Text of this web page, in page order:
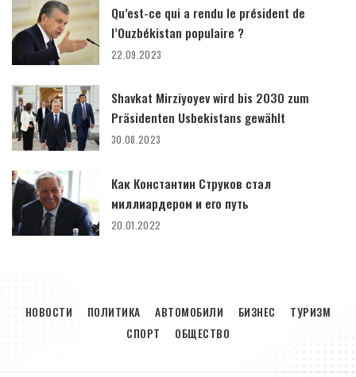
Qu’est-ce qui a rendu le président de
l’Ouzbékistan populaire ?
22.09.2023
Shavkat Mirziyoyev wird bis 2030 zum
Präsidenten Usbekistans gewählt
30.08.2023
Как Константин Струков стал
миллиардером и его путь
20.01.2022
НОВОСТИ ПОЛИТИКА АВТОМОБИЛИ БИЗНЕС
ТУРИЗМ
СПОРТ
ОБЩЕСТВО